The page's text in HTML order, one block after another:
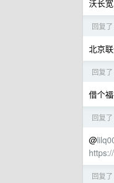
沃长宽
回复了
北京
回复了
借个
回复了
@
回复了